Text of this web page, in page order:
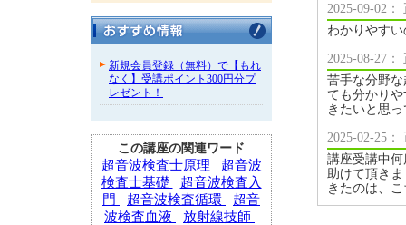
新規会員登録（無料）で【もれ
なく】受講ポイント300円分プ
レゼント！
この講座の関連ワード
超音波検査士原理
超音波
検査士基礎
超音波検査入
門
超音波検査循環
超音
波検査血液
放射線技師
2025-09-02
わかりやす
2025-08-27
苦手な分野
ても分かり
きたいと思
2025-02-25
講座受講中
助けて頂き
きたのは、